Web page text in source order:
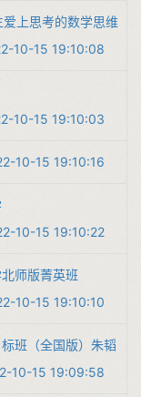
上思考的数学思维
10-15 19:10:08
10-15 19:10:03
10-15 19:10:16
10-15 19:10:22
师版菁英班
10-15 19:10:10
班（全国版）朱韬
10-15 19:09:58